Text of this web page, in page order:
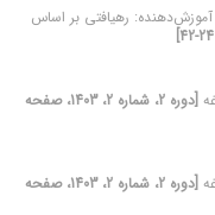
رهیافتی بر اساس
[دوره 2، شماره 2، 1403، صفحه
[دوره 2، شماره 2، 1403، صفحه